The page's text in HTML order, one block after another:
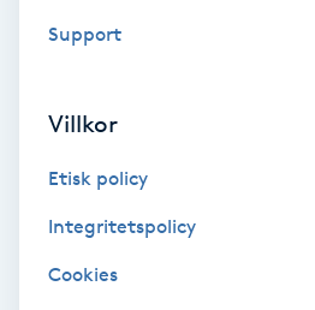
Face framing
Faceliftmassage
Support
Villkor
Etisk policy
Integritetspolicy
Cookies